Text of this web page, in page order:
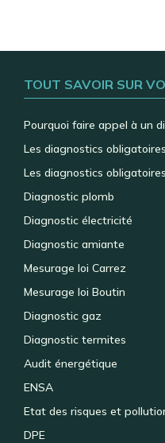
TOUT SAVOIR SUR
Pourquoi faire appel à un
Les diagnostics
Les diagnostics
Diagnostic plomb
Diagnostic électricité
Diagnostic amiante
Mesurage loi Carrez
Mesurage loi Boutin
Diagnostic gaz
Diagnostic termites
Audit énergétique
ENSA
Etat des risques et
DPE